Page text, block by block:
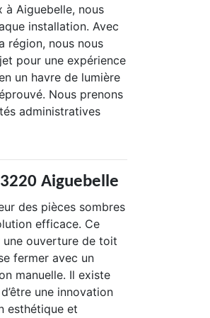
à Aiguebelle, nous
installation. Avec
région, nous nous
pour une expérience
un havre de lumière
Nous prenons
administratives
Aiguebelle
des pièces sombres
efficace. Ce
une ouverture de toit
fermer avec un
manuelle. Il existe
une innovation
esthétique et